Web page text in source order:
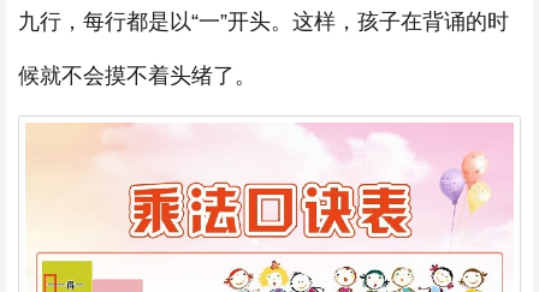
九行，每行都是以“一”开头。这样，孩子在背诵的时
候就不会摸不着头绪了。